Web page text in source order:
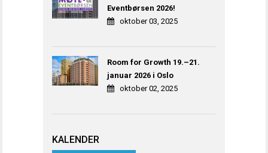
Eventbørsen 2026!
oktober 03, 2025
Room for Growth 19.–21.
januar 2026 i Oslo
oktober 02, 2025
KALENDER